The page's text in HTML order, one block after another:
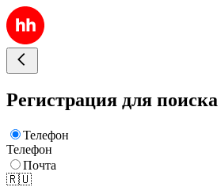
Регистрация для
Телефон
Телефон
Почта
🇷🇺